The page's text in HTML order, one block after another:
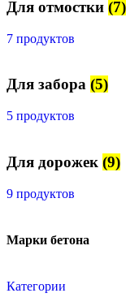
Для отмостки (7)
7 продуктов
Для забора (5)
5 продуктов
Для дорожек (9)
9 продуктов
Марки бетона
Категории